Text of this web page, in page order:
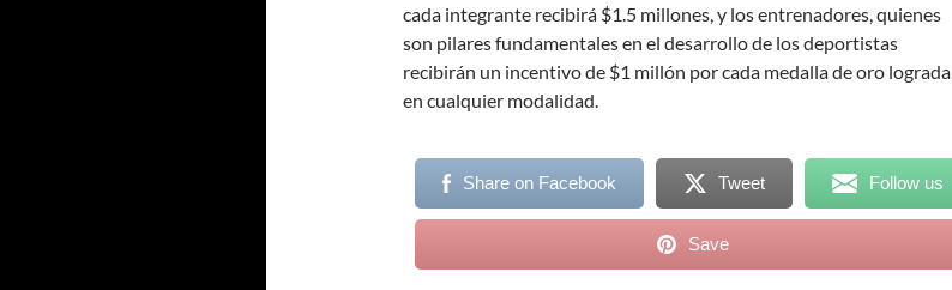
cada integrante recibirá $1.5 millones, y los entrenadores, quienes
son pilares fundamentales en el desarrollo de los deportistas
recibirán un incentivo de $1 millón por cada medalla de oro lograda,
en cualquier modalidad.
Share on Facebook Tweet Follow us
Save